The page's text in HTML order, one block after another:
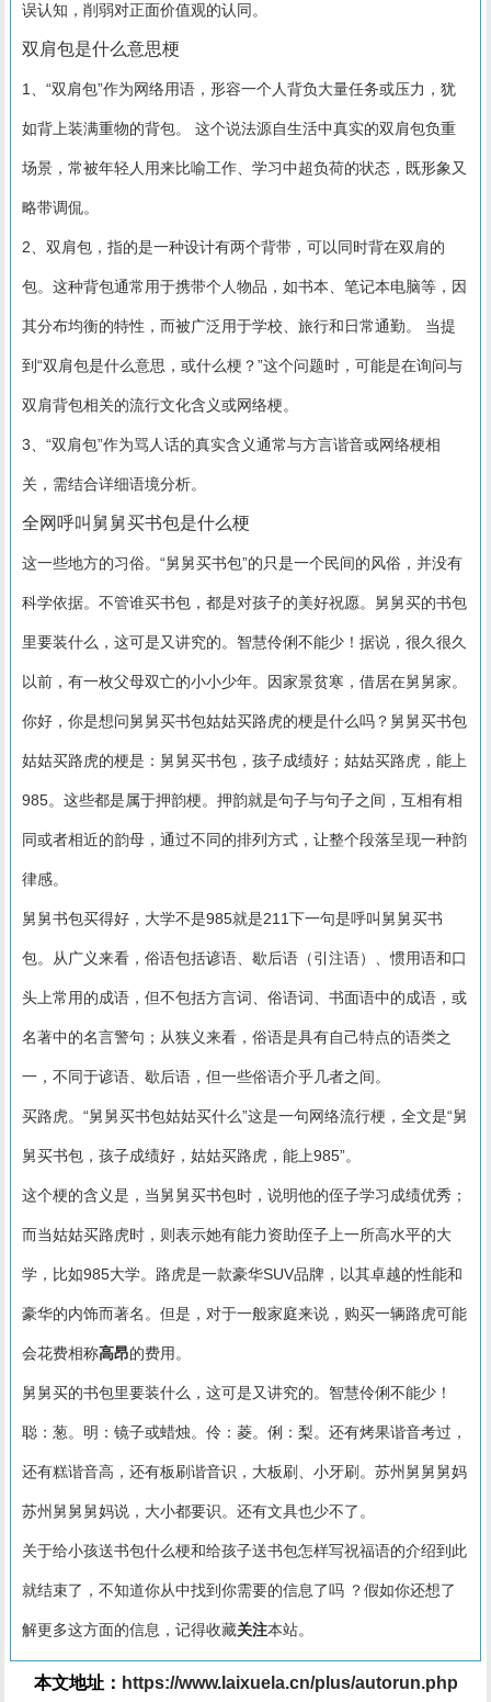
误认知，削弱对正面价值观的认同。
双肩包是什么意思梗
1、“双肩包”作为网络用语，形容一个人背负大量任务或压力，犹
如背上装满重物的背包。 这个说法源自生活中真实的双肩包负重
场景，常被年轻人用来比喻工作、学习中超负荷的状态，既形象又
略带调侃。
2、双肩包，指的是一种设计有两个背带，可以同时背在双肩的
包。这种背包通常用于携带个人物品，如书本、笔记本电脑等，因
其分布均衡的特性，而被广泛用于学校、旅行和日常通勤。 当提
到“双肩包是什么意思，或什么梗？”这个问题时，可能是在询问与
双肩背包相关的流行文化含义或网络梗。
3、“双肩包”作为骂人话的真实含义通常与方言谐音或网络梗相
关，需结合详细语境分析。
全网呼叫舅舅买书包是什么梗
这一些地方的习俗。“舅舅买书包”的只是一个民间的风俗，并没有
科学依据。不管谁买书包，都是对孩子的美好祝愿。舅舅买的书包
里要装什么，这可是又讲究的。智慧伶俐不能少！据说，很久很久
以前，有一枚父母双亡的小小少年。因家景贫寒，借居在舅舅家。
你好，你是想问舅舅买书包姑姑买路虎的梗是什么吗？舅舅买书包
姑姑买路虎的梗是：舅舅买书包，孩子成绩好；姑姑买路虎，能上
985。这些都是属于押韵梗。押韵就是句子与句子之间，互相有相
同或者相近的韵母，通过不同的排列方式，让整个段落呈现一种韵
律感。
舅舅书包买得好，大学不是985就是211下一句是呼叫舅舅买书
包。从广义来看，俗语包括谚语、歇后语（引注语）、惯用语和口
头上常用的成语，但不包括方言词、俗语词、书面语中的成语，或
名著中的名言警句；从狭义来看，俗语是具有自己特点的语类之
一，不同于谚语、歇后语，但一些俗语介乎几者之间。
买路虎。“舅舅买书包姑姑买什么”这是一句网络流行梗，全文是“舅
舅买书包，孩子成绩好，姑姑买路虎，能上985”。
这个梗的含义是，当舅舅买书包时，说明他的侄子学习成绩优秀；
而当姑姑买路虎时，则表示她有能力资助侄子上一所高水平的大
学，比如985大学。路虎是一款豪华SUV品牌，以其卓越的性能和
豪华的内饰而著名。但是，对于一般家庭来说，购买一辆路虎可能
会花费相称高昂的费用。
舅舅买的书包里要装什么，这可是又讲究的。智慧伶俐不能少！
聪：葱。明：镜子或蜡烛。伶：菱。俐：梨。还有烤果谐音考过，
还有糕谐音高，还有板刷谐音识，大板刷、小牙刷。苏州舅舅舅妈
苏州舅舅舅妈说，大小都要识。还有文具也少不了。
关于给小孩送书包什么梗和给孩子送书包怎样写祝福语的介绍到此
就结束了，不知道你从中找到你需要的信息了吗 ？假如你还想了
解更多这方面的信息，记得收藏关注本站。
本文地址： https://www.laixuela.cn/plus/autorun.php